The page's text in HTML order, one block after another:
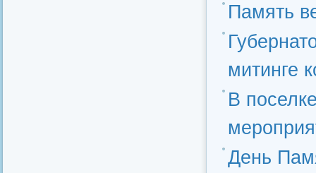
Память
митинге
В
День